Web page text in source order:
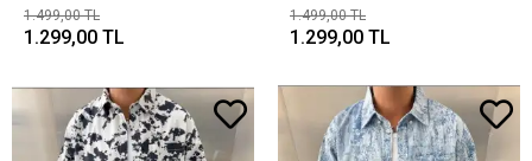
1.499,00 TL
1.299,00 TL
1.499,00 TL
1.299,00 TL